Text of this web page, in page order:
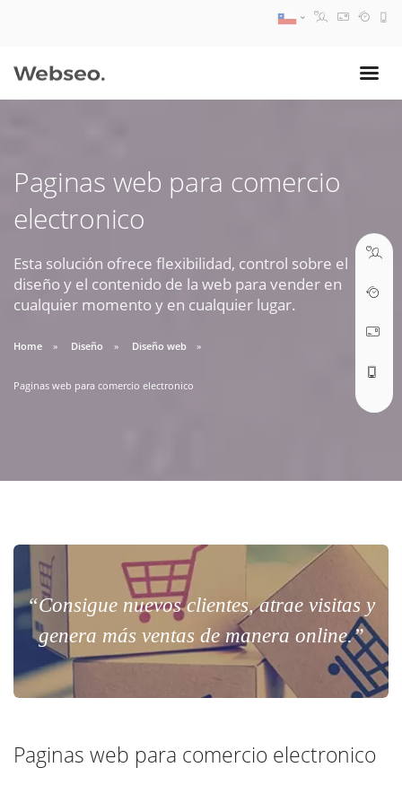
Paginas web para comercio
electronico
Esta solución ofrece flexibilidad, control sobre el
diseño y el contenido de la web para vender en
cualquier momento y en cualquier lugar.
Home Diseño Diseño web
Paginas web para comercio electronico
“Consigue nuevos clientes, atrae visitas y
genera más ventas de manera online.”
Paginas web para comercio electronico
09:30 AM A 18:30 PM
soporte@webseo.cl
ABRIR TICKET